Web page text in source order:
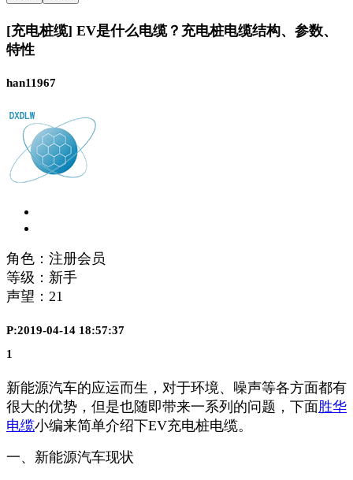
[充电桩缆] EV是什么电缆？充电桩电缆结构、参数、
特性
han11967
角色：注册会员
等级：新手
声望： 21
P:2019-04-14 18:57:37
1
新能源汽车的应运而生，对于环境、噪声等各方面都有
很大的优势，但是也随即带来一系列的问题，下面胜华
电缆小编来简单介绍下EV充电桩电缆。
一、新能源汽车现状